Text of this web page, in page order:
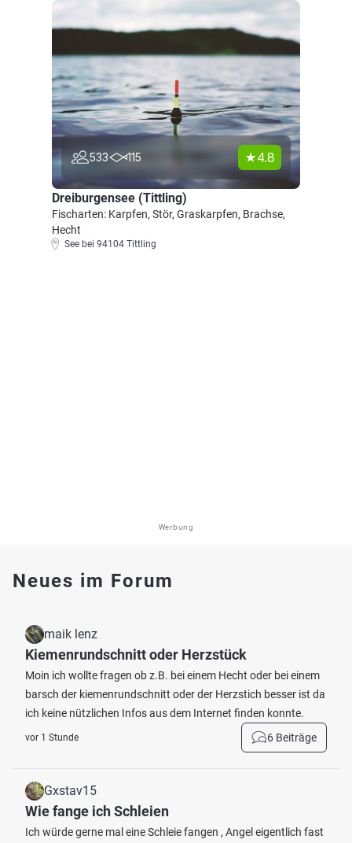
533 115 4.8
Dreiburgensee (Tittling)
Fischarten: Karpfen, Stör, Graskarpfen, Brachse,
Hecht
See bei 94104 Tittling
Werbung
Neues im Forum
maik lenz
Kiemenrundschnitt oder Herzstück
Moin ich wollte fragen ob z.B. bei einem Hecht oder bei einem
barsch der kiemenrundschnitt oder der Herzstich besser ist da
ich keine nützlichen Infos aus dem Internet finden konnte.
vor 1 Stunde 6 Beiträge
Gxstav15
Wie fange ich Schleien
Ich würde gerne mal eine Schleie fangen , Angel eigentlich fast